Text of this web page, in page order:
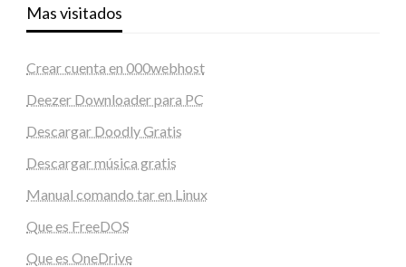
Mas visitados
Crear cuenta en 000webhost
Deezer Downloader para PC
Descargar Doodly Gratis
Descargar música gratis
Manual comando tar en Linux
Que es FreeDOS
Que es OneDrive